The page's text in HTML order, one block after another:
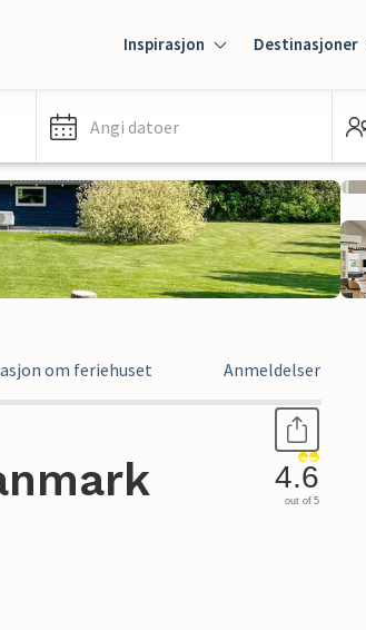
Inspirasjon Destinasjoner
Angi datoer
om feriehuset Anmeldelser
4.6
out of 5